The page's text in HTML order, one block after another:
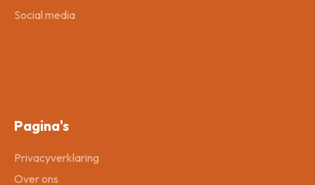
Social media
Pagina's
Privacyverklaring
Over ons